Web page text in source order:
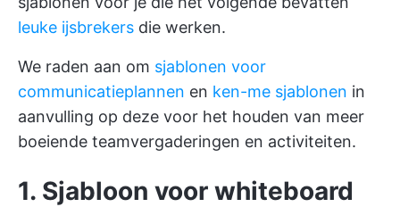
leuke ijsbrekers die werken.
We raden aan om sjablonen voor
communicatieplannen en ken-me sjablonen in
aanvulling op deze voor het houden van meer
boeiende teamvergaderingen en activiteiten.
1. Sjabloon voor whiteboard